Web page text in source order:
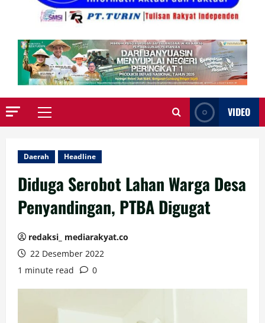
Primary
VIDEO
Daerah Headline
Diduga Serobot Lahan Warga Desa
Penyandingan, PTBA Digugat
redaksi_ mediarakyat.co
22 Desember 2022
1 minute read
0